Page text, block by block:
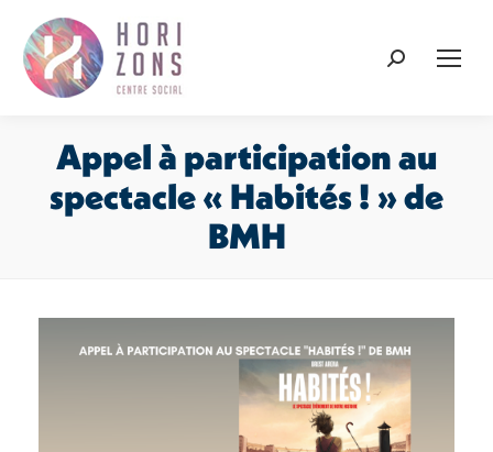
Recherche
Appel à participation au
spectacle « Habités ! » de
BMH